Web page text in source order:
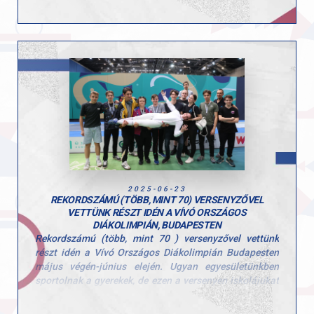
Ezúttal is sok-sok kisgyerek töltötte velünk a hetet, és
öröm volt látni, mennyi kíváncsisággal és energiával
hogy a gyerekek minél több mozgásformát
kipróbálhassanak, és ebben a turnusban is 10
különböző sportággal találkozhattak!
Köszönjük minden edzőnek, segítőnek és szülőnek,
hogy hozzájárultak a hét sikeréhez és természetesen a
gyerekeknek is, hogy ilyen lelkes résztvevői voltak a
tábornak!
2025-06-23
REKORDSZÁMÚ (TÖBB, MINT 70) VERSENYZŐVEL
VETTÜNK RÉSZT IDÉN A VÍVÓ ORSZÁGOS
DIÁKOLIMPIÁN, BUDAPESTEN
Rekordszámú (több, mint 70 ) versenyzővel vettünk
részt idén a Vívó Országos Diákolimpián Budapesten
május végén-június elején. Ugyan egyesületünkben
sportolnak a gyerekek, de ezen a versenyen iskolájukat